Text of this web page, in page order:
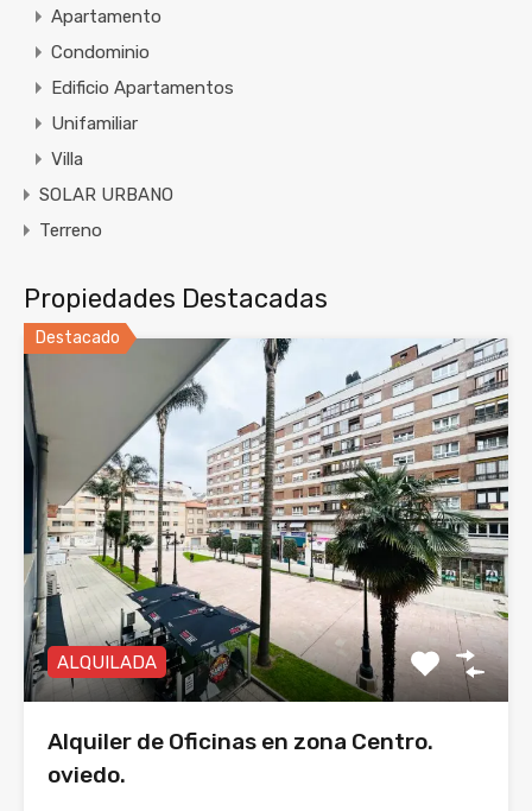
Apartamento
Condominio
Edificio Apartamentos
Unifamiliar
Villa
SOLAR URBANO
Terreno
Propiedades Destacadas
Destacado
ALQUILADA
Alquiler de Oficinas en zona Centro.
oviedo.